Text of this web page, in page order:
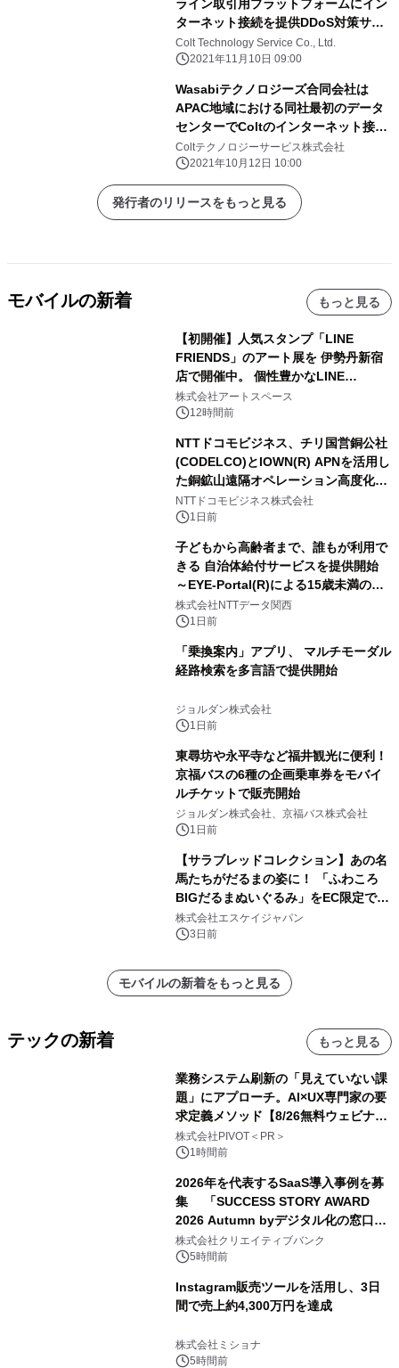
ライン取引用プラットフォームにイン
ターネット接続を提供DDoS対策サー
ビス（Colt IP Guardian）の採用でよ
り強固なセキュリティを実現
Colt Technology Service Co., Ltd.
2021年11月10日 09:00
Wasabiテクノロジーズ合同会社は
APAC地域における同社最初のデータ
センターでColtのインターネット接続
サービスを採用
Coltテクノロジーサービス株式会社
2021年10月12日 10:00
発行者のリリースをもっと見る
モバイルの新着 もっと見る
【初開催】人気スタンプ「LINE
FRIENDS」のアート展を 伊勢丹新宿
店で開催中。 個性豊かなLINE
FRIENDSの仲間たちが インテリアア
ートとして新たな魅力を発信。
株式会社アートスペース
12時間前
NTTドコモビジネス、チリ国営銅公社
(CODELCO)とIOWN(R) APNを活用し
た銅鉱山遠隔オペレーション高度化に
向けた調査・実証を開始
NTTドコモビジネス株式会社
1日前
子どもから高齢者まで、誰もが利用で
きる 自治体給付サービスを提供開始
～EYE-Portal(R)による15歳未満の本
人認証と デジタルデバイド対策で実現
～
株式会社NTTデータ関西
1日前
「乗換案内」アプリ、 マルチモーダル
経路検索を多言語で提供開始
ジョルダン株式会社
1日前
東尋坊や永平寺など福井観光に便利！
京福バスの6種の企画乗車券をモバイ
ルチケットで販売開始
ジョルダン株式会社、京福バス株式会社
1日前
【サラブレッドコレクション】あの名
馬たちがだるまの姿に！ 「ふわころ
BIGだるまぬいぐるみ」をEC限定で受
注販売開始
株式会社エスケイジャパン
3日前
モバイルの新着をもっと見る
テックの新着 もっと見る
業務システム刷新の「見えていない課
題」にアプローチ。AI×UX専門家の要
求定義メソッド【8/26無料ウェビナ
ー】株式会社PIVOT
株式会社PIVOT＜PR＞
1時間前
2026年を代表するSaaS導入事例を募
集 「SUCCESS STORY AWARD
2026 Autumn byデジタル化の窓口」
開催
株式会社クリエイティブバンク
5時間前
Instagram販売ツールを活用し、3日
間で売上約4,300万円を達成
株式会社ミショナ
5時間前